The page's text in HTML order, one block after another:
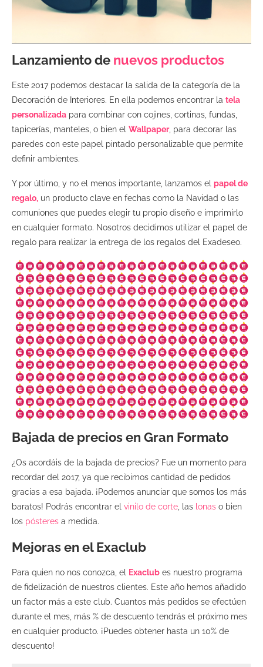
Lanzamiento de nuevos productos
Este 2017 podemos destacar la salida de la categoría de la
Decoración de Interiores. En ella podemos encontrar la tela
personalizada para combinar con cojines, cortinas, fundas,
tapicerías, manteles, o bien el Wallpaper, para decorar las
paredes con este papel pintado personalizable que permite
definir ambientes.
Y por último, y no el menos importante, lanzamos el papel de
regalo, un producto clave en fechas como la Navidad o las
comuniones que puedes elegir tu propio diseño e imprimirlo
en cualquier formato. Nosotros decidimos utilizar el papel de
regalo para realizar la entrega de los regalos del Exadeseo.
Bajada de precios en Gran Formato
¿Os acordáis de la bajada de precios? Fue un momento para
recordar del 2017, ya que recibimos cantidad de pedidos
gracias a esa bajada. ¡Podemos anunciar que somos los más
baratos! Podrás encontrar el vinilo de corte , las lonas o bien
los pósteres a medida.
Mejoras en el Exaclub
Para quien no nos conozca, el Exaclub es nuestro programa
de fidelización de nuestros clientes. Este año hemos añadido
un factor más a este club. Cuantos más pedidos se efectúen
durante el mes, más % de descuento tendrás el próximo mes
en cualquier producto. ¡Puedes obtener hasta un 10% de
descuento!